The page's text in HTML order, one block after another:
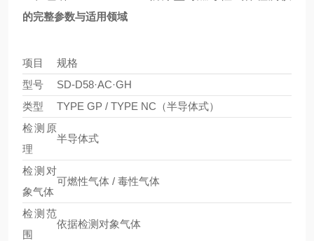
的完整参数与适用领域
项目
规格
型号
SD-D58·AC·GH
类型
TYPE GP / TYPE NC（半导体式）
检测原
理
半导体式
检测对
象气体
可燃性气体 / 毒性气体
检测范
围
依据检测对象气体